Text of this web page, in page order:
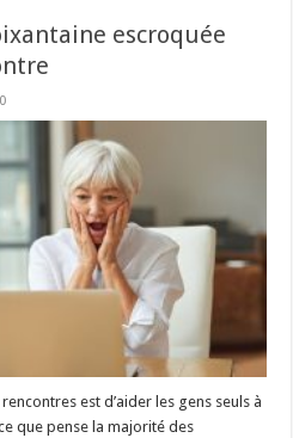
escroquée
0
est d’aider les gens seuls à
que pense la majorité des